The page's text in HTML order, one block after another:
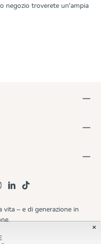
negozio troverete un'ampia
– e di generazione in
×